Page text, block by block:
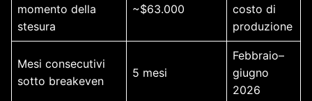
momento della
stesura
~$63.000
costo di
produzione
Mesi consecutivi
sotto breakeven
5 mesi
Febbraio–
giugno
2026